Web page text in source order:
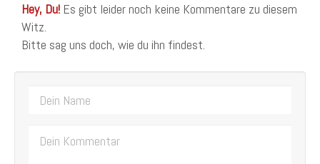
Hey, Du! Es gibt leider noch keine Kommentare zu diesem
Witz.
Bitte sag uns doch, wie du ihn findest.